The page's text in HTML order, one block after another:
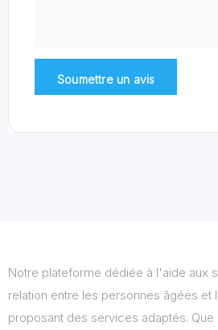
Notre plateforme dédiée à l'aide aux
relation entre les personnes âgées et
proposant des services adaptés.